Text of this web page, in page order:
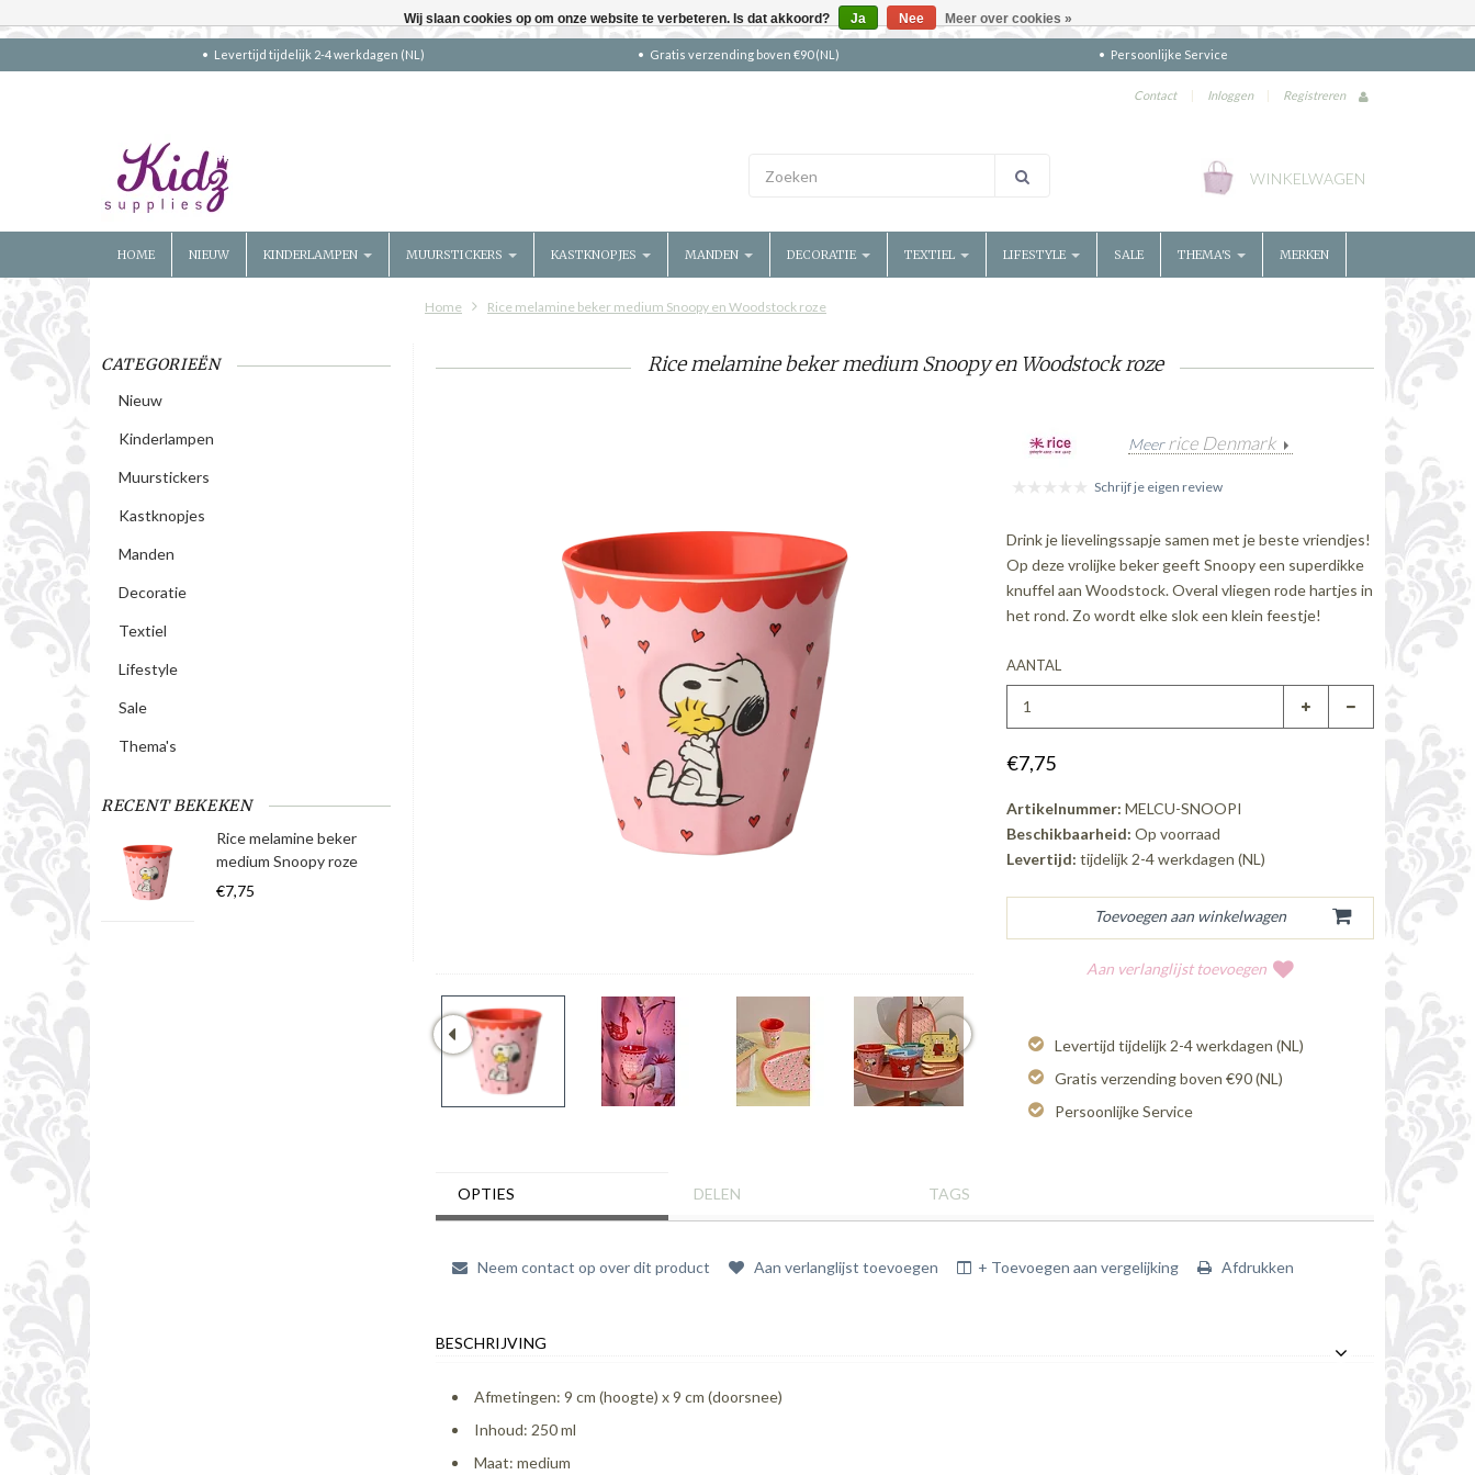
Levertijd tijdelijk 2-4 werkdagen (NL) Gratis verzending boven €90 (NL) Persoonlijke Service
Contact | Inloggen | Registreren
WINKELWAGEN
HOME NIEUW KINDERLAMPEN MUURSTICKERS KASTKNOPJES MANDEN DECORATIE TEXTIEL LIFESTYLE SALE THEMA'S MERKEN
Home Rice melamine beker medium Snoopy en Woodstock roze
CATEGORIEËN
Nieuw
Kinderlampen
Muurstickers
Kastknopjes
Manden
Decoratie
Textiel
Lifestyle
Sale
Thema's
RECENT BEKEKEN
Rice melamine beker
medium Snoopy roze
€7,75
Rice melamine beker medium Snoopy en Woodstock roze
Meerrice Denmark
Schrijf je eigen review
Drink je lievelingssapje samen met je beste vriendjes!
Op deze vrolijke beker geeft Snoopy een superdikke
knuffel aan Woodstock. Overal vliegen rode hartjes in
het rond. Zo wordt elke slok een klein feestje!
AANTAL
€7,75
Artikelnummer: MELCU-SNOOPI
Beschikbaarheid: Op voorraad
Levertijd: tijdelijk 2-4 werkdagen (NL)
Aan verlanglijst toevoegen
Levertijd tijdelijk 2-4 werkdagen (NL)
Gratis verzending boven €90 (NL)
Persoonlijke Service
OPTIES DELEN TAGS
Neem contact op over dit product Aan verlanglijst toevoegen + Toevoegen aan vergelijking Afdrukken
BESCHRIJVING
Afmetingen: 9 cm (hoogte) x 9 cm (doorsnee)
Inhoud: 250 ml
Maat: medium
Wij slaan cookies op om onze website te verbeteren. Is dat akkoord? Ja Nee Meer over cookies »